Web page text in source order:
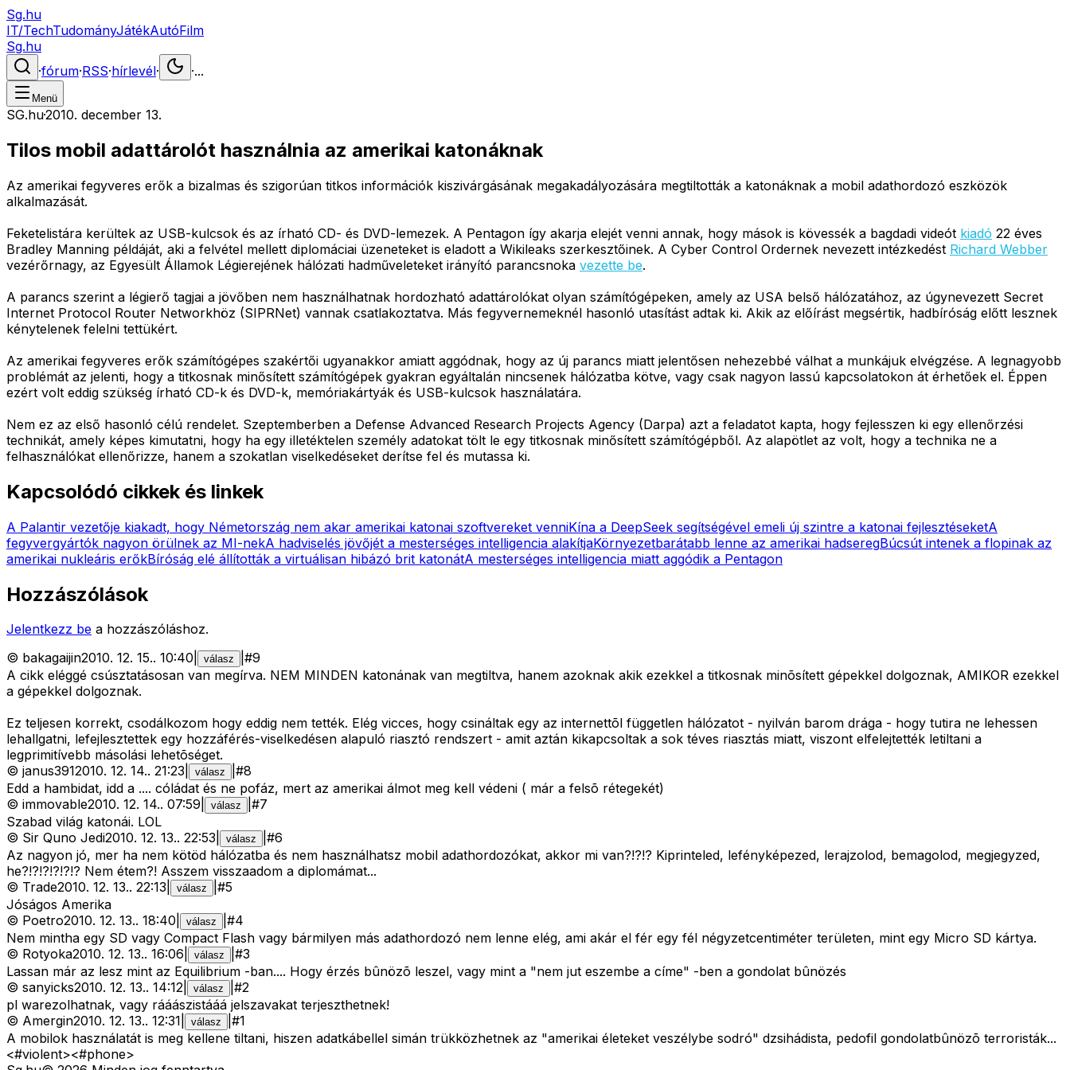
Sg.hu
IT/TechTudományJátékAutóFilm
Sg.hu
·fórum·RSS·hírlevél· ·...
Menü
SG.hu·2010. december 13.
Tilos mobil adattárolót használnia az amerikai katonáknak
Az amerikai fegyveres erők a bizalmas és szigorúan titkos információk kiszivárgásának megakadályozására megtiltották a katonáknak a mobil adathordozó eszközök
alkalmazását.
Feketelistára kerültek az USB-kulcsok és az írható CD- és DVD-lemezek. A Pentagon így akarja elejét venni annak, hogy mások is kövessék a bagdadi videót kiadó 22 éves
Bradley Manning példáját, aki a felvétel mellett diplomáciai üzeneteket is eladott a Wikileaks szerkesztőinek. A Cyber Control Ordernek nevezett intézkedést Richard Webber
vezérőrnagy, az Egyesült Államok Légierejének hálózati hadműveleteket irányító parancsnoka vezette be.
A parancs szerint a légierő tagjai a jövőben nem használhatnak hordozható adattárolókat olyan számítógépeken, amely az USA belső hálózatához, az úgynevezett Secret
Internet Protocol Router Networkhöz (SIPRNet) vannak csatlakoztatva. Más fegyvernemeknél hasonló utasítást adtak ki. Akik az előírást megsértik, hadbíróság előtt lesznek
kénytelenek felelni tettükért.
Az amerikai fegyveres erők számítógépes szakértői ugyanakkor amiatt aggódnak, hogy az új parancs miatt jelentősen nehezebbé válhat a munkájuk elvégzése. A legnagyobb
problémát az jelenti, hogy a titkosnak minősített számítógépek gyakran egyáltalán nincsenek hálózatba kötve, vagy csak nagyon lassú kapcsolatokon át érhetőek el. Éppen
ezért volt eddig szükség írható CD-k és DVD-k, memóriakártyák és USB-kulcsok használatára.
Nem ez az első hasonló célú rendelet. Szeptemberben a Defense Advanced Research Projects Agency (Darpa) azt a feladatot kapta, hogy fejlesszen ki egy ellenőrzési
technikát, amely képes kimutatni, hogy ha egy illetéktelen személy adatokat tölt le egy titkosnak minősített számítógépből. Az alapötlet az volt, hogy a technika ne a
felhasználókat ellenőrizze, hanem a szokatlan viselkedéseket derítse fel és mutassa ki.
Kapcsolódó cikkek és linkek
A Palantir vezetője kiakadt, hogy Németország nem akar amerikai katonai szoftvereket venniKína a DeepSeek segítségével emeli új szintre a katonai fejlesztéseketA
fegyvergyártók nagyon örülnek az MI-nekA hadviselés jövőjét a mesterséges intelligencia alakítjaKörnyezetbarátabb lenne az amerikai hadseregBúcsút intenek a flopinak az
amerikai nukleáris erőkBíróság elé állították a virtuálisan hibázó brit katonátA mesterséges intelligencia miatt aggódik a Pentagon
Hozzászólások
Jelentkezz be a hozzászóláshoz.
© bakagaijin2010. 12. 15.. 10:40 válasz #9
A cikk eléggé csúsztatásosan van megírva. NEM MINDEN katonának van megtiltva, hanem azoknak akik ezekkel a titkosnak minõsített gépekkel dolgoznak, AMIKOR ezekkel
a gépekkel dolgoznak.
Ez teljesen korrekt, csodálkozom hogy eddig nem tették. Elég vicces, hogy csináltak egy az internettõl független hálózatot - nyilván barom drága - hogy tutira ne lehessen
lehallgatni, lefejlesztettek egy hozzáférés-viselkedésen alapuló riasztó rendszert - amit aztán kikapcsoltak a sok téves riasztás miatt, viszont elfelejtették letiltani a
legprimitívebb másolási lehetõséget.
© janus3912010. 12. 14.. 21:23 válasz #8
Edd a hambidat, idd a .... cóládat és ne pofáz, mert az amerikai álmot meg kell védeni ( már a felsõ rétegekét)
© immovable2010. 12. 14.. 07:59 válasz #7
Szabad világ katonái. LOL
© Sir Quno Jedi2010. 12. 13.. 22:53 válasz #6
Az nagyon jó, mer ha nem kötöd hálózatba és nem használhatsz mobil adathordozókat, akkor mi van?!?!? Kiprinteled, lefényképezed, lerajzolod, bemagolod, megjegyzed,
he?!?!?!?!?!? Nem étem?! Asszem visszaadom a diplomámat...
© Trade2010. 12. 13.. 22:13 válasz #5
Jóságos Amerika
© Poetro2010. 12. 13.. 18:40 válasz #4
Nem mintha egy SD vagy Compact Flash vagy bármilyen más adathordozó nem lenne elég, ami akár el fér egy fél négyzetcentiméter területen, mint egy Micro SD kártya.
© Rotyoka2010. 12. 13.. 16:06 válasz #3
Lassan már az lesz mint az Equilibrium -ban.... Hogy érzés bûnözõ leszel, vagy mint a "nem jut eszembe a címe" -ben a gondolat bûnözés
© sanyicks2010. 12. 13.. 14:12 válasz #2
pl warezolhatnak, vagy rááászistááá jelszavakat terjeszthetnek!
© Amergin2010. 12. 13.. 12:31 válasz #1
A mobilok használatát is meg kellene tiltani, hiszen adatkábellel simán trükközhetnek az "amerikai életeket veszélybe sodró" dzsihádista, pedofil gondolatbûnözõ terroristák...
<#violent><#phone>